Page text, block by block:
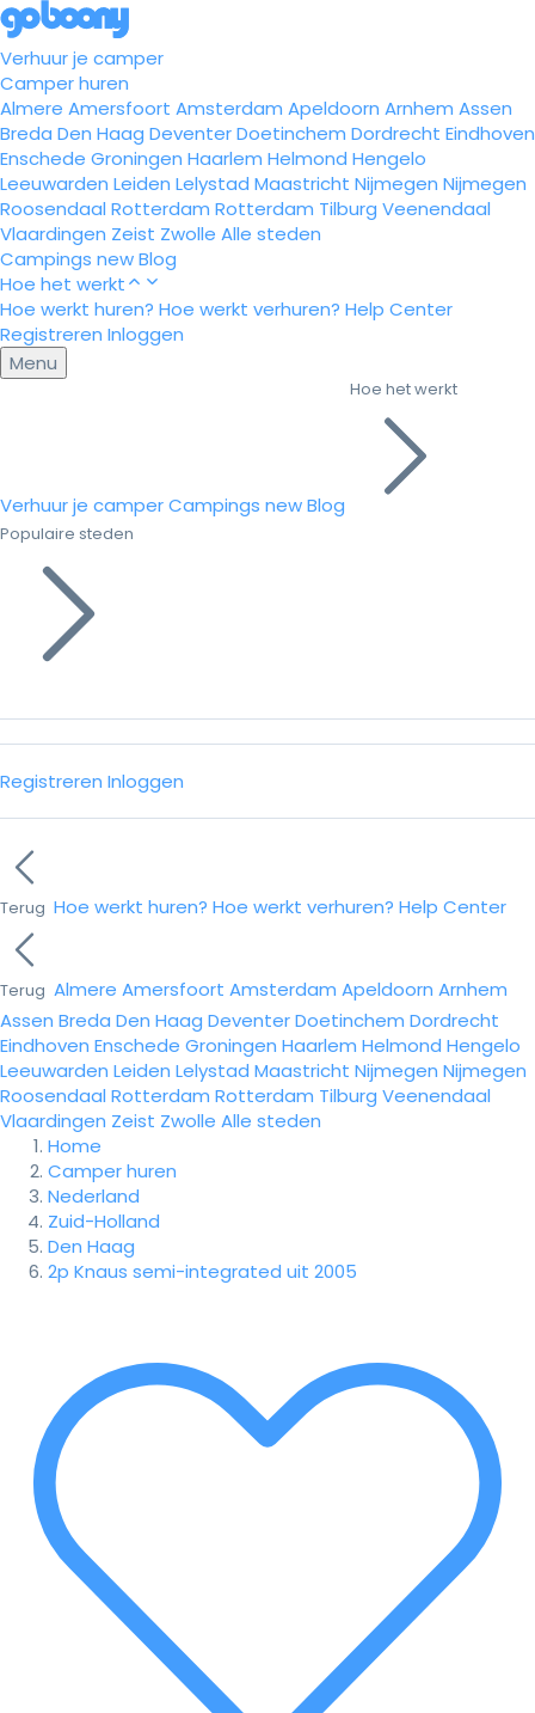
Verhuur je camper
Camper huren
Almere Amersfoort Amsterdam Apeldoorn Arnhem Assen
Breda Den Haag DeventerDoetinchem Dordrecht Eindhoven
Enschede Groningen Haarlem Helmond Hengelo
Leeuwarden Leiden Lelystad Maastricht Nijmegen Nijmegen
Roosendaal Rotterdam Rotterdam Tilburg Veenendaal
Vlaardingen Zeist Zwolle Alle steden
Campings newBlog
Hoe het werkt
Hoe werkt huren? Hoe werkt verhuren? Help Center
Registreren Inloggen
Menu
Verhuur je camperCampings newBlog
Hoe het werkt
Populaire steden
Registreren Inloggen
Terug Hoe werkt huren? Hoe werkt verhuren? Help Center
Terug Almere Amersfoort Amsterdam Apeldoorn Arnhem
Assen Breda Den Haag DeventerDoetinchem Dordrecht
Eindhoven Enschede Groningen Haarlem Helmond Hengelo
Leeuwarden Leiden Lelystad Maastricht Nijmegen Nijmegen
Roosendaal Rotterdam Rotterdam Tilburg Veenendaal
Vlaardingen Zeist Zwolle Alle steden
Home
Camper huren
Nederland
Zuid-Holland
Den Haag
2p Knaus semi-integrated uit 2005